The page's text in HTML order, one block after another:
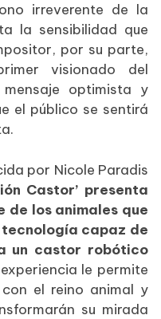
irreverente de la
la sensibilidad que
por su parte,
visionado del
optimista y
el público se sentirá
por Nicole Paradis
Castor’ presenta
de los animales que
capaz de
un castor robótico
le permite
el reino animal y
su mirada